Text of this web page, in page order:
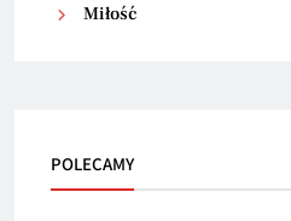
Miłość
POLECAMY